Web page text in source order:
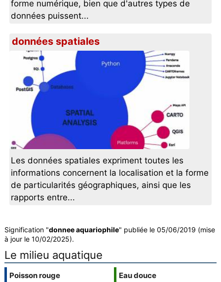
forme numérique, bien que d'autres types de
données puissent...
données spatiales
Les données spatiales expriment toutes les
informations concernent la localisation et la forme
de particularités géographiques, ainsi que les
rapports entre...
Signification "donnee aquariophile" publiée le 05/06/2019 (mise
à jour le 10/02/2025).
Le milieu aquatique
Poisson rouge
Eau douce